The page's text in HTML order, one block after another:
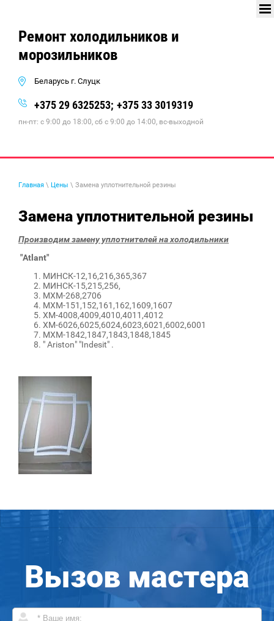
Ремонт холодильников и
морозильников
Беларусь г. Слуцк
+375 29 6325253; +375 33 3019319
пн-пт: с 9:00 до 18:00, сб с 9:00 до 14:00, вс-выходной
Главная \ Цены \ Замена уплотнительной резины
Замена уплотнительной резины
Производим замену уплотнителей на холодильники
"Atlant"
МИНСК-12,16,216,365,367
МИНСК-15,215,256,
МХМ-268,2706
МХМ-151,152,161,162,1609,1607
ХМ-4008,4009,4010,4011,4012
ХМ-6026,6025,6024,6023,6021,6002,6001
МХМ-1842,1847,1843,1848,1845
" Ariston" "Indesit" .
Вызов мастера